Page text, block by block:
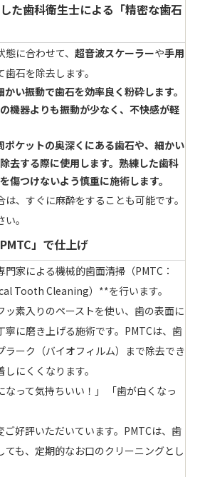
た歯科衛生士による「精密な歯石
に合わせて、 超音波スケーラーや手用
石を除去します。
かい振動で歯石を効率良く粉砕します。
機器よりも振動が少なく、不快感が軽
ポケットの奥深くにある歯石や、細かい
去する際に使用します。熟練した歯科
傷つけないよう慎重に施術します。
は、すぐに麻酔をすることも可能です。
。
」で仕上げ
家による機械的歯面清掃（PMTC：
Tooth Cleaning）**を行います。
ッ素入りのペーストを使い、歯の表面に
寧に磨き上げる施術です。PMTCは、歯
ラーク（バイオフィルム）まで除去でき
にくくなります。
なって気持ちいい！」 「歯が白くなっ
ご好評いただいています。PMTCは、歯
ても、定期的なお口のクリーニングとし